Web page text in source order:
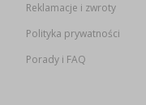
Reklamacje i zwroty
Polityka prywatności
Porady i FAQ